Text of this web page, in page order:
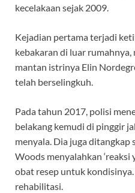
kecelakaan sejak 2009.
Kejadian pertama terjadi
kebakaran di luar
mantan istrinya Elin
telah berselingkuh.
Pada tahun 2017, polisi
belakang kemudi di pinggir
menyala. Dia juga
Woods menyalahkan ‘reaksi
obat resep untuk
rehabilitasi.